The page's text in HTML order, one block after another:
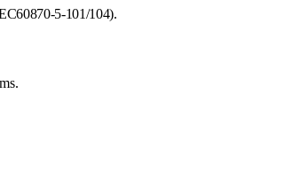
5-101/104).